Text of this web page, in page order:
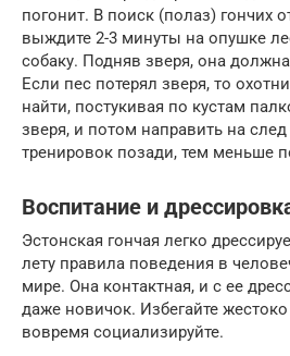
погонит. В поиск (полаз) гончих
выждите 2-3 минуты на опушке
собаку. Подняв зверя, она
Если пес потерял зверя, то
найти, постукивая по кустам
зверя, и потом направить на
тренировок позади, тем меньше
Воспитание и
Эстонская гончая легко
лету правила поведения в
мире. Она контактная, и с ее
даже новичок. Избегайте
вовремя социализируйте.